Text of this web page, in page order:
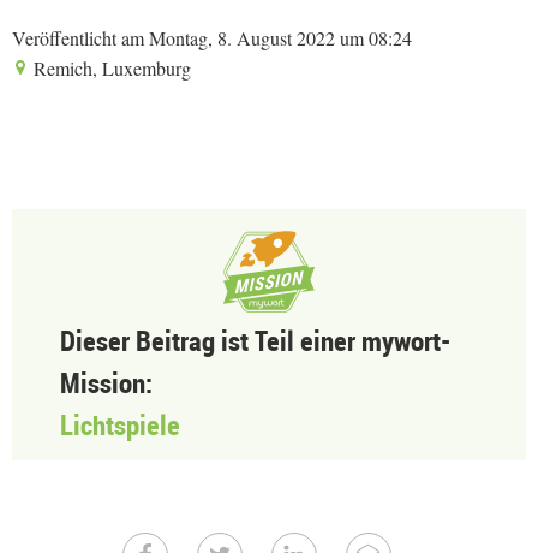
Veröffentlicht am Montag, 8. August 2022 um 08:24
Remich, Luxemburg
Dieser Beitrag ist Teil einer mywort-
Mission:
Lichtspiele